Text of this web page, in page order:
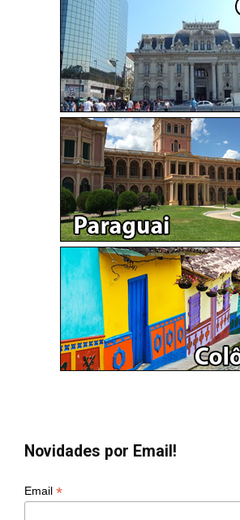
Novidades por Email!
Email *